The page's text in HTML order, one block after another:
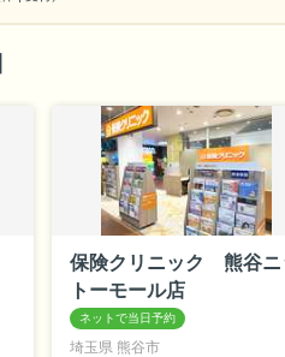
保険クリニック 熊谷ニ
トーモール店
埼玉県 熊谷市